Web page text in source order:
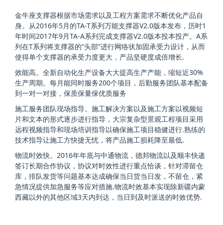
金牛座支撑器根据市场需求以及工程方案需求不断优化产品自
身。从2016年5月的TA-T系列万能支撑器V2.0版本发布，历时1
年时间2017年9月TA-A系列完成支撑器V2.0版本投本投产。A系
列在T系列将支撑器的“头部”进行网络状加固承受力设计，从而
使得单个支撑器的承受力度更大，产品坚硬度成倍增长.
效能高。全新自动化生产设备大大提高生产产能，缩短近30%
生产周期。每月能同时服务200个项目，后勤服务团队基本配备
到一对一对接，保质保量保优质服务
施工服务团队现场指导。施工解决方案以及施工方案以视频短
片和文本的形式逐步进行指导，大宗复杂型景观工程项目采用
远程视频指导和现场培训指导以确保施工项目稳健进行.熟练的
技术指导让施工方快捷无忧，将产品施工损耗降至最低.
物流时效快。2016年年底与中通物流，德邦物流以及顺丰快递
签订长期合作协议，协议对时效性进行重点恰谈，针对滞留仓
库，排队发货等问题基本达成确保当日货当日发，不留仓，紧
急情况提供加急服务等应对措施.物流时效基本实现除新疆内蒙
西藏以外的其他区域3天内到达，当日到及时派送的时效优势.